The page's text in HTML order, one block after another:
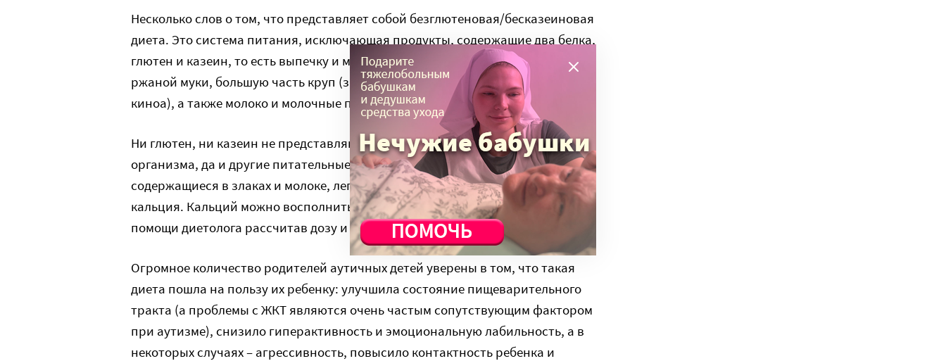
Несколько слов о том, что представляет собой безглютеновая/бесказеиновая
диета. Это система питания, исключающая продукты, содержащие два белка,
глютен и казеин, то есть выпечку и макаронные изделия из пшеничной и
ржаной муки, большую часть круп (за исключением гречки, риса, пшена и
киноа), а также молоко и молочные продукты.
Ни глютен, ни казеин не представляют собой исключительной ценности для
организма, да и другие питательные вещества, витамины и минералы,
содержащиеся в злаках и молоке, легко восполняются, кроме, разве что,
кальция. Кальций можно восполнить, принимая его в качестве добавки, при
помощи диетолога рассчитав дозу и соблюдая определенные правила.
Огромное количество родителей аутичных детей уверены в том, что такая
диета пошла на пользу их ребенку: улучшила состояние пищеварительного
тракта (а проблемы с ЖКТ являются очень частым сопутствующим фактором
при аутизме), снизило гиперактивность и эмоциональную лабильность, а в
некоторых случаях – агрессивность, повысило контактность ребенка и